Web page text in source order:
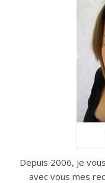
Depuis 2006, je
avec vous mes